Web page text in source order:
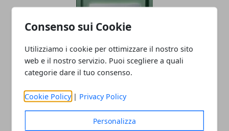
Consenso sui Cookie
Utilizziamo i cookie per ottimizzare il nostro sito
web e il nostro servizio. Puoi scegliere a quali
categorie dare il tuo consenso.
Cookie Policy | Privacy Policy
Personalizza
Ricche anticipazioni sul Tensor G3 di
Pixel 8
05/06/2023